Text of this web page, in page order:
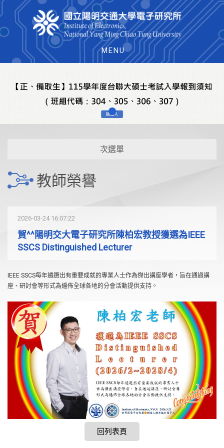
MENU
次選單
教師榮譽
2026-03-24 16:07:22
賀^^陽明交大電子研究所陳柏宏教授獲選為IEEE
SSCS Distinguished Lecturer
IEEE SSCS每年遴選出有重要成就的專業人士作為傑出講座學者，旨在通過講
座、研討會等形式為遍佈全球各地的分會活動提供支持。
回列表頁